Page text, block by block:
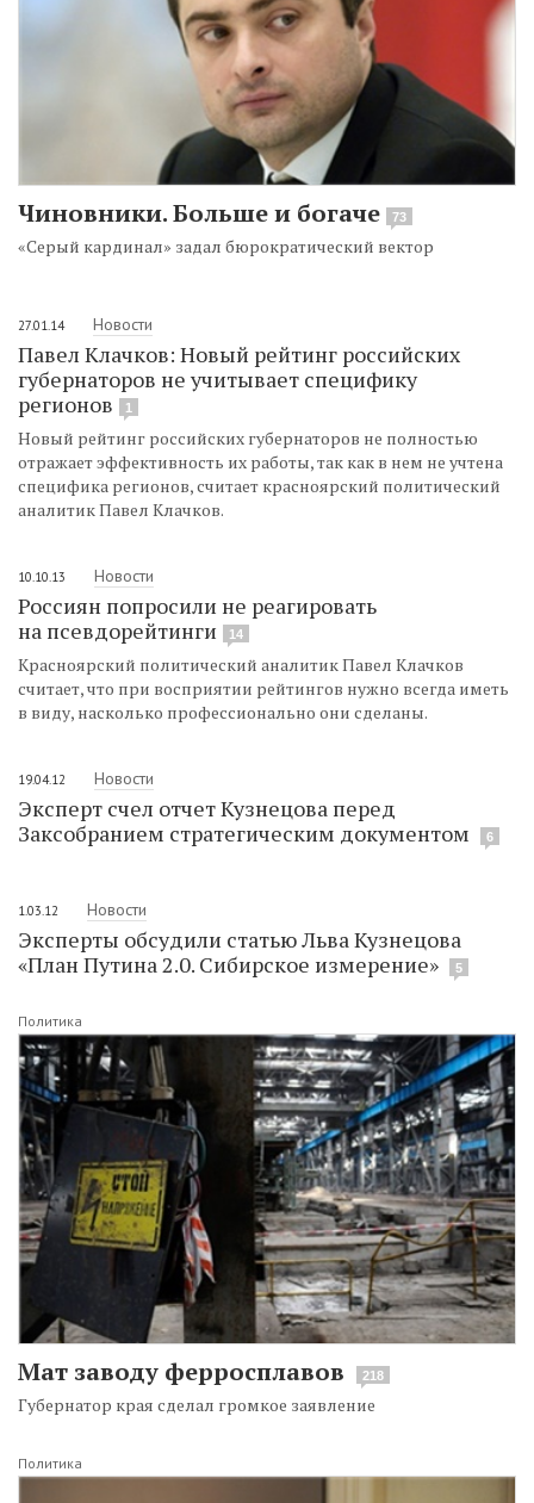
Чиновники. Больше и богаче 73
«Серый кардинал» задал бюрократический вектор
27.01.14 Новости
Павел Клачков: Новый рейтинг российских
губернаторов не учитывает специфику
регионов
1
Новый рейтинг российских губернаторов не полностью
отражает эффективность их работы, так как в нем не учтена
специфика регионов, считает красноярский политический
аналитик Павел Клачков.
10.10.13 Новости
Россиян попросили не реагировать
на псевдорейтинги
14
Красноярский политический аналитик Павел Клачков
считает, что при восприятии рейтингов нужно всегда иметь
в виду, насколько профессионально они сделаны.
19.04.12 Новости
Эксперт счел отчет Кузнецова перед
Заксобранием стратегическим документом
6
1.03.12 Новости
Эксперты обсудили статью Льва Кузнецова
«План Путина 2.0. Сибирское измерение»
5
Политика
Мат заводу ферросплавов 218
Губернатор края сделал громкое заявление
Политика